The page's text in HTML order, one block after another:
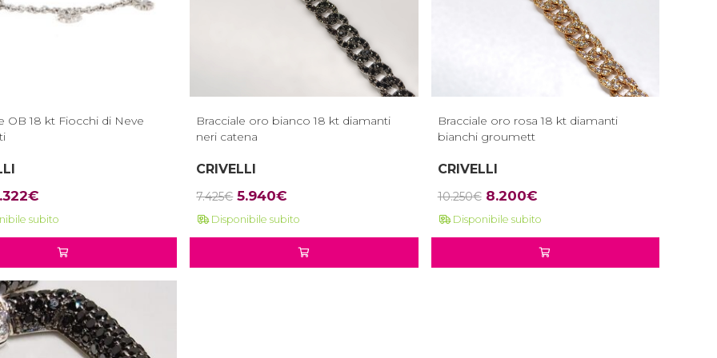
serio
Top spedizione nei tempi previsti,
OB 18 kt Fiocchi di Neve
prezzo
€
prezzo
1.322€.
subito
Bracciale oro bianco 18 kt diamanti
neri catena
CRIVELLI
7.425€ Il
prezzo
7.425€.
5.940€
prezzo
è:
5.940€.
Disponibile subito
Bracciale oro rosa 18 kt diamanti
bianchi groumett
CRIVELLI
10.250€ Il
prezzo
10.250€.
8.200€Il
è:
8.200€.
Disponibile subito